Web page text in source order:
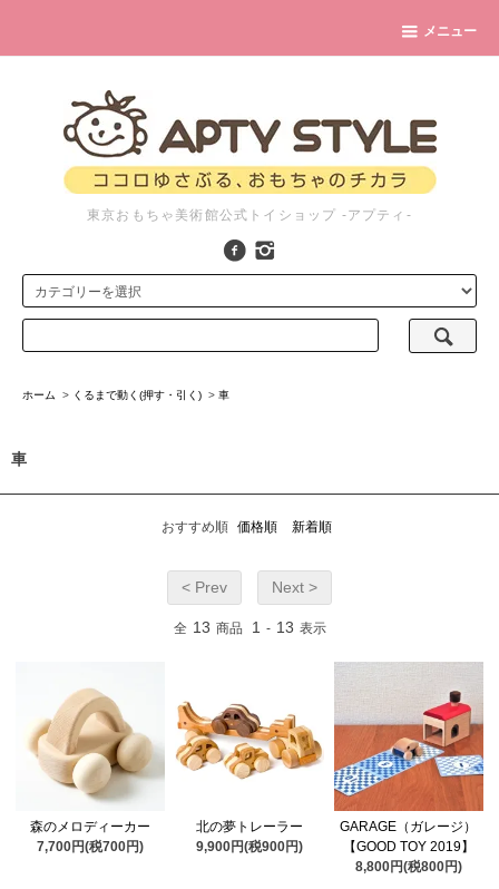
メニュー
東京おもちゃ美術館公式トイショップ -アプティ-
ホーム > くるまで動く(押す・引く) > 車
車
おすすめ順 価格順 新着順
< Prev Next >
全 13 商品 1 - 13 表示
森のメロディーカー
7,700円(税700円)
北の夢トレーラー
9,900円(税900円)
GARAGE（ガレージ）
【GOOD TOY 2019】
8,800円(税800円)